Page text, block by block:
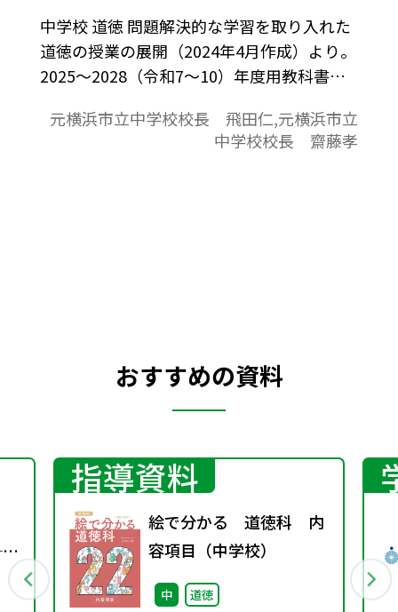
中学校 道徳 問題解決的な学習を取り入れた
道徳の授業の展開（2024年4月作成）より。
2025～2028（令和7～10）年度用教科書
い】、【学習課題】、【教材を通して学ん
だこと】などで1時間の学習指導案を構成し
元横浜市立中学校校長 飛田仁,元横浜市立
中学校校長 齋藤孝
おすすめの資料
指導資料
絵で分かる 道徳科 内
容項目（中学校）
中 道徳